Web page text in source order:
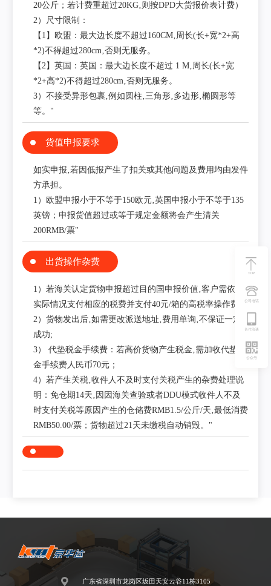
TOP
公司电话
合作洽谈
公众号
20公斤；若计费重超过20KG‚则按DPD大货报价表计费）
2）尺寸限制：
【1】欧盟：最大边长度不超过160CM‚周长(长+宽*2+高
*2)不得超过280cm‚否则无服务。
【2】英国：英国：最大边长度不超过 1 M‚周长(长+宽
*2+高*2)不得超过280cm‚否则无服务。
3）不接受异形包裹‚例如圆柱‚三角形‚多边形‚椭圆形等
等。"
货值申报要求
如实申报‚若因低报产生了扣关或其他问题及费用均由发件
方承担。
1）欧盟申报小于不等于150欧元‚英国申报小于不等于135
英镑；申报货值超过或等于规定金额将会产生清关
200RMB/票"
出货操作杂费
1）若海关认定货物申报超过目的国申报价值‚客户需依据
实际情况支付相应的税费并支付40元/箱的高税率操作费。
2）货物发出后‚如需更改派送地址‚费用单询‚不保证一定
成功;
3） 代垫税金手续费：若高价货物产生税金‚需加收代垫税
金手续费人民币70元；
4）若产生关税‚收件人不及时支付关税产生的杂费处理说
明：免仓期14天‚因因海关查验或者DDU模式收件人不及
时支付关税等原因产生的仓储费RMB1.5/公斤/天‚最低消费
RMB50.00/票；货物超过21天未缴税自动销毁。"
广东省深圳市龙岗区坂田天安云谷11栋3105